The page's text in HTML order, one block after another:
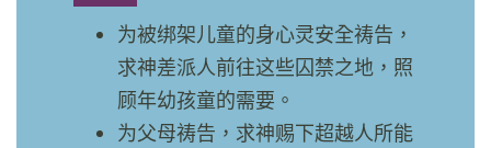
为被绑架儿童的身心灵安全祷告，
求神差派人前往这些囚禁之地，照
顾年幼孩童的需要。
为父母祷告，求神赐下超越人所能